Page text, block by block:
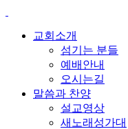
교회소개
섬기는 분들
예배안내
오시는길
말씀과 찬양
설교영상
새노래성가대